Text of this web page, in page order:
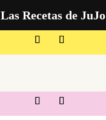
Las Recetas de JuJo